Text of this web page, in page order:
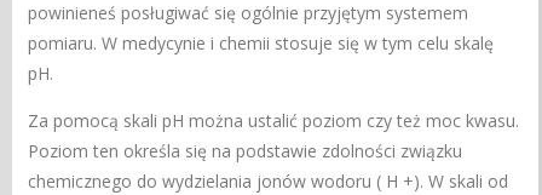
powinieneś posługiwać się ogólnie przyjętym systemem
pomiaru. W medycynie i chemii stosuje się w tym celu skalę
pH.
Za pomocą skali pH można ustalić poziom czy też moc kwasu.
Poziom ten określa się na podstawie zdolności związku
chemicznego do wydzielania jonów wodoru ( H +). W skali od